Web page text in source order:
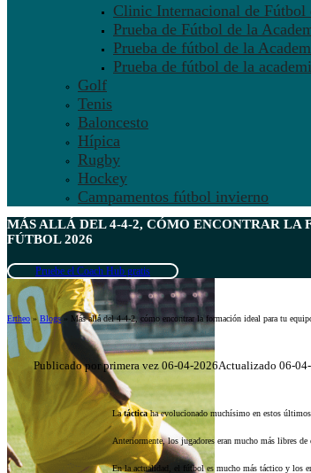
Clinic Internacional de
Prueba de Fútbol de la
Prueba de fútbol de la
Prueba de fútbol de la
Golf
Tenis
Baloncesto
Hípica
Rugby
Hockey
Campamentos fútbol invierno
MÁS ALLÁ DEL 4-4-2, CÓMO ENCONTRAR LA
FÚTBOL 2026
Pruebe el Coach Hub gratis
Ertheo»Blogs» Más allá del 4-4-2, cómo encontrar la formación ideal para tu
Publicado por primera vez 06-04-2026Actualizado 06-
Latácticaha evolucionado muchísimo en estos
Anteriormente, los jugadores eran mucho más libres de
En la actualidad, el fútbol es mucho más táctico y los